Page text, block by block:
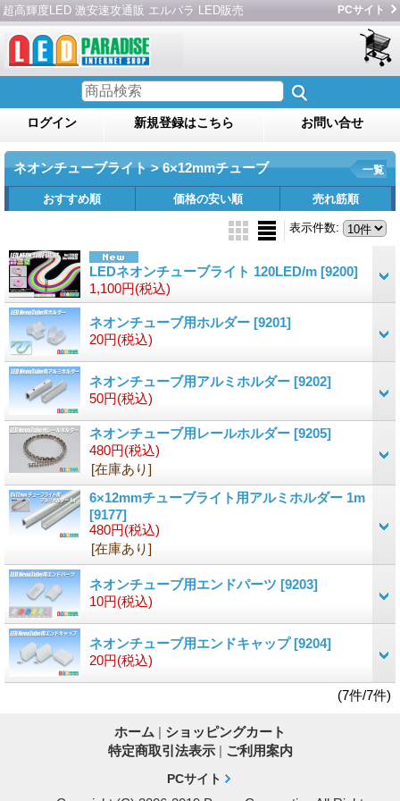
超高輝度LED 激安速攻通販 エルパラ LED販売 PCサイト
ログイン 新規登録はこちら お問い合せ
ネオンチューブライト > 6×12mmチューブ 一覧
おすすめ順 価格の安い順 売れ筋順
表示件数:
LEDネオンチューブライト 120LED/m [9200]
1,100円(税込)
ネオンチューブ用ホルダー [9201]
20円(税込)
ネオンチューブ用アルミホルダー [9202]
50円(税込)
ネオンチューブ用レールホルダー [9205]
480円(税込)
[在庫あり]
6×12mmチューブライト用アルミホルダー 1m
[9177]
480円(税込)
[在庫あり]
ネオンチューブ用エンドパーツ [9203]
10円(税込)
ネオンチューブ用エンドキャップ[9204]
20円(税込)
(7件/7件)
ホーム | ショッピングカート
特定商取引法表示 | ご利用案内
PCサイト